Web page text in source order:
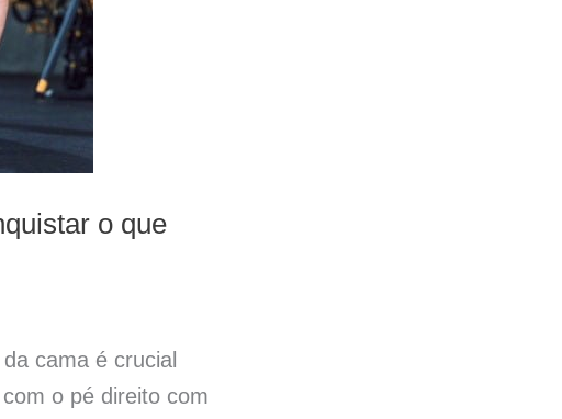
o que
cama é crucial
o pé direito com